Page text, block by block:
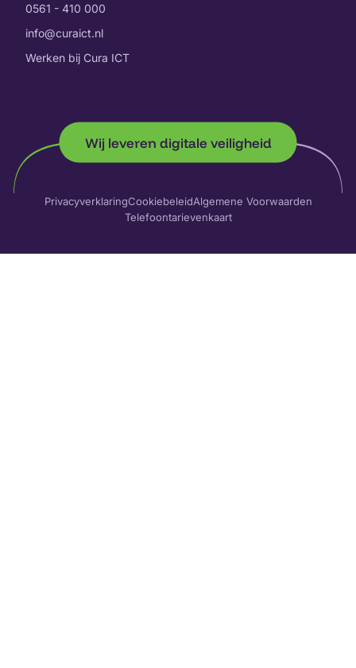
0561 - 410 000
info@curaict.nl
Werken bij Cura ICT
Wij leveren digitale veiligheid
PrivacyverklaringCookiebeleidAlgemene Voorwaarden
Telefoontarievenkaart